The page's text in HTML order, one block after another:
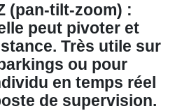
(pan-tilt-zoom) :
peut pivoter et
Très utile sur
ou pour
en temps réel
de supervision.